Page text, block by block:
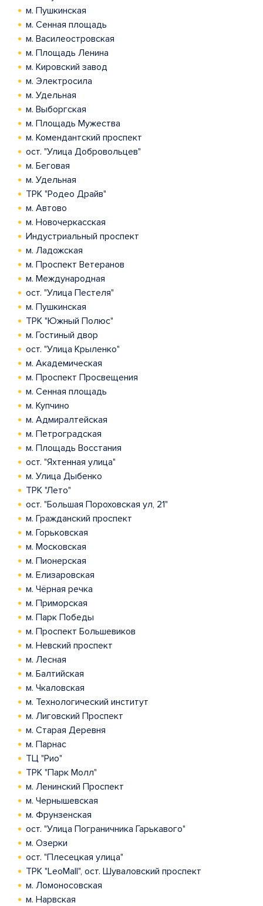
м. Пушкинская
м. Сенная площадь
м. Василеостровская
м. Площадь Ленина
м. Кировский завод
м. Электросила
м. Удельная
м. Выборгская
м. Площадь Мужества
м. Комендантский проспект
ост. "Улица Добровольцев"
м. Беговая
м. Удельная
ТРК "Родео Драйв"
м. Автово
м. Новочеркасская
Индустриальный проспект
м. Ладожская
м. Проспект Ветеранов
м. Международная
ост. "Улица Пестеля"
м. Пушкинская
ТРК "Южный Полюс"
м. Гостиный двор
ост. "Улица Крыленко"
м. Академическая
м. Проспект Просвещения
м. Сенная площадь
м. Купчино
м. Адмиралтейская
м. Петроградская
м. Площадь Восстания
ост. "Яхтенная улица"
м. Улица Дыбенко
ТРК "Лето"
ост. "Большая Пороховская ул, 21"
м. Гражданский проспект
м. Горьковская
м. Московская
м. Пионерская
м. Елизаровская
м. Чёрная речка
м. Приморская
м. Парк Победы
м. Проспект Большевиков
м. Невский проспект
м. Лесная
м. Балтийская
м. Чкаловская
м. Технологический институт
м. Лиговский Проспект
м. Старая Деревня
м. Парнас
ТЦ "Рио"
ТРК "Парк Молл"
м. Ленинский Проспект
м. Чернышевская
м. Фрунзенская
ост. "Улица Пограничника Гарькавого"
м. Озерки
ост. "Плесецкая улица"
ТРК "LeoMall", ост. Шуваловский проспект
м. Ломоносовская
м. Нарвская